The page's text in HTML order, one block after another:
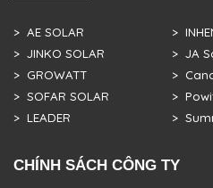
> AE SOLAR
> JINKO SOLAR
> GROWATT
> SOFAR SOLAR
> LEADER
>
> JA
>
>
>
CHÍNH SÁCH CÔNG TY